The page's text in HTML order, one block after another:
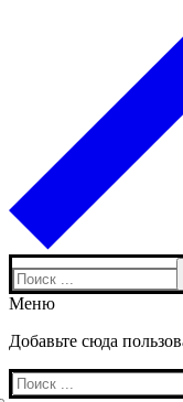
Искать:
Меню
Добавьте сюда
Искать: